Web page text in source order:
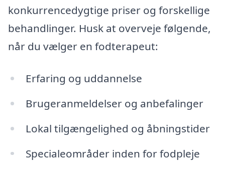
konkurrencedygtige priser og forskellige
behandlinger. Husk at overveje følgende,
når du vælger en fodterapeut:
Erfaring og uddannelse
Brugeranmeldelser og anbefalinger
Lokal tilgængelighed og åbningstider
Specialeområder inden for fodpleje